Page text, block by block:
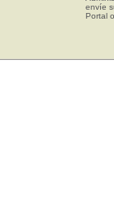
envíe
Portal